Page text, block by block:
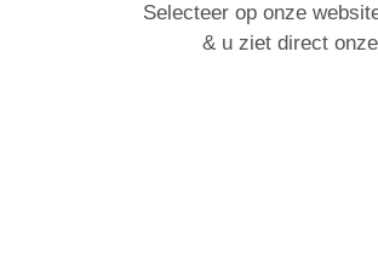
Selecteer op onze
& u ziet direct